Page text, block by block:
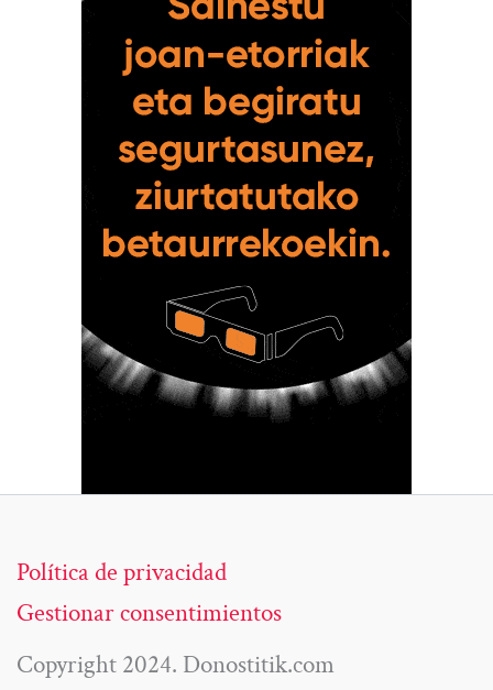
Política de privacidad
Gestionar consentimientos
Copyright 2024. Donostitik.com